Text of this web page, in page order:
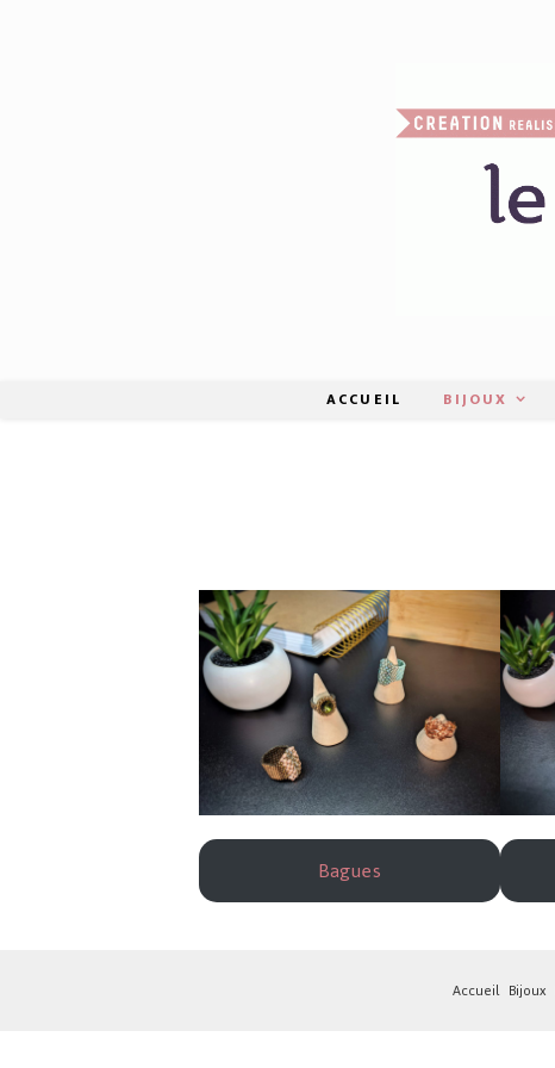
ACCUEIL BIJOUX
Bagues
Accueil Bijoux